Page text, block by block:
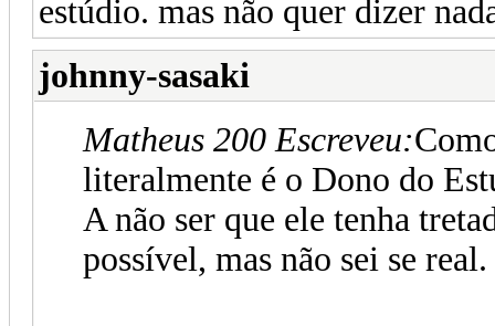
estúdio. mas não quer dizer
johnny-sasaki
Matheus 200 Escreveu:
literalmente é o Dono do
A não ser que ele tenha
possível, mas não sei se real.